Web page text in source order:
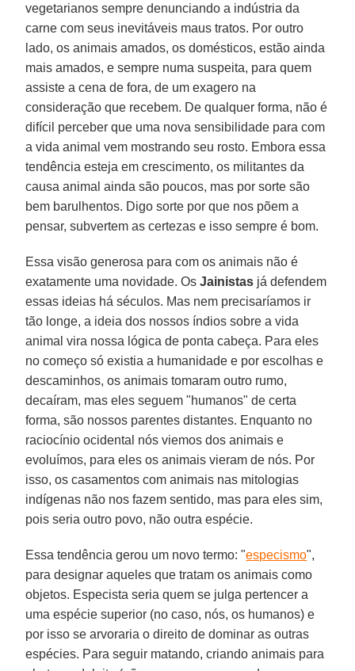
vegetarianos sempre denunciando a indústria da
carne com seus inevitáveis maus tratos. Por outro
lado, os animais amados, os domésticos, estão ainda
mais amados, e sempre numa suspeita, para quem
assiste a cena de fora, de um exagero na
consideração que recebem. De qualquer forma, não é
difícil perceber que uma nova sensibilidade para com
a vida animal vem mostrando seu rosto. Embora essa
tendência esteja em crescimento, os militantes da
causa animal ainda são poucos, mas por sorte são
bem barulhentos. Digo sorte por que nos põem a
pensar, subvertem as certezas e isso sempre é bom.
Essa visão generosa para com os animais não é
exatamente uma novidade. OsJainistas já defendem
essas ideias há séculos. Mas nem precisaríamos ir
tão longe, a ideia dos nossos índios sobre a vida
animal vira nossa lógica de ponta cabeça. Para eles
no começo só existia a humanidade e por escolhas e
descaminhos, os animais tomaram outro rumo,
decaíram, mas eles seguem "humanos" de certa
forma, são nossos parentes distantes. Enquanto no
raciocínio ocidental nós viemos dos animais e
evoluímos, para eles os animais vieram de nós. Por
isso, os casamentos com animais nas mitologias
indígenas não nos fazem sentido, mas para eles sim,
pois seria outro povo, não outra espécie.
Essa tendência gerou um novo termo: "especismo",
para designar aqueles que tratam os animais como
objetos. Especista seria quem se julga pertencer a
uma espécie superior (no caso, nós, os humanos) e
por isso se arvoraria o direito de dominar as outras
espécies. Para seguir matando, criando animais para